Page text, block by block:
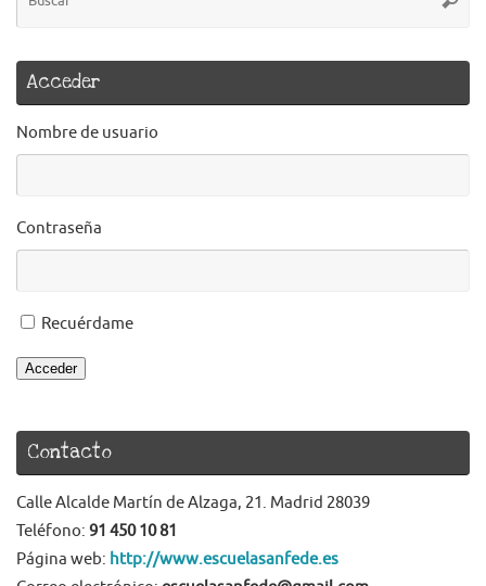
Acceder
Nombre de usuario
Contraseña
Recuérdame
Acceder
Contacto
Calle Alcalde Martín de Alzaga, 21. Madrid 28039
Teléfono: 91 450 10 81
Página web: http://www.escuelasanfede.es